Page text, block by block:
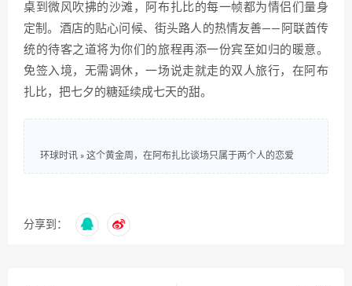
桌到微风吹拂的沙滩，阿布扎比的每一帧都为情侣们量身
定制。酒店的贴心问候、街头路人的热情友善——阿联酋传
统的待客之道将为你们的旅程再添一份宾至如归的暖意。
免签入境，无需调休，一场说走就走的双人旅行，在阿布
扎比，把七夕的糖延续成七天的甜。
环球时讯 » 这个黄金周，在阿布扎比谈场只属于两个人的恋爱
分享到：